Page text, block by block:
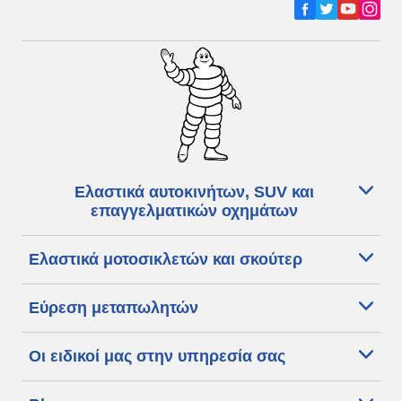
Ελαστικά αυτοκινήτων, SUV και
επαγγελματικών οχημάτων
Ελαστικά μοτοσικλετών και σκούτερ
Εύρεση μεταπωλητών
Οι ειδικοί μας στην υπηρεσία σας